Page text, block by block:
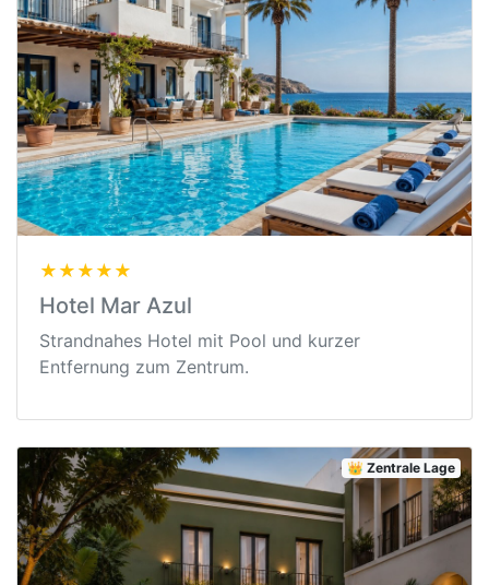
★★★★★
Hotel Mar Azul
Strandnahes Hotel mit Pool und kurzer
Entfernung zum Zentrum.
👑 Zentrale Lage